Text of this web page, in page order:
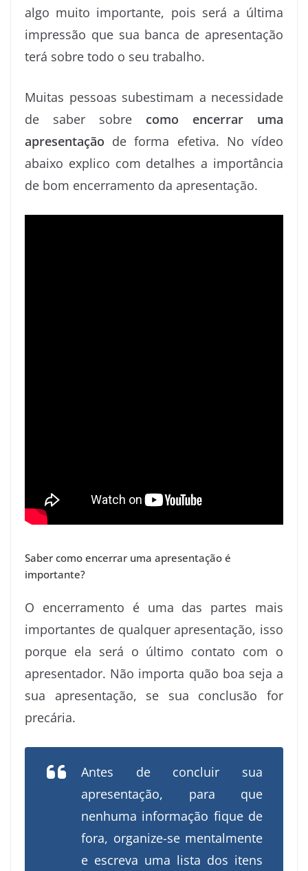
o
o
k
r
d
I
n
e
r
e
r
r
s
A
p
n
g
t
algo muito importante, pois será a última
impressão que sua banca de apresentação
terá sobre todo o seu trabalho.
Muitas pessoas subestimam a necessidade
de saber sobre como encerrar uma
apresentação de forma efetiva. No vídeo
abaixo explico com detalhes a importância
de bom encerramento da apresentação.
Saber como encerrar uma apresentação é
importante?
O encerramento é uma das partes mais
importantes de qualquer apresentação, isso
porque ela será o último contato com o
apresentador. Não importa quão boa seja a
sua apresentação, se sua conclusão for
precária.
Antes de concluir sua
apresentação, para que
nenhuma informação fique de
fora, organize-se mentalmente
e escreva uma lista dos itens